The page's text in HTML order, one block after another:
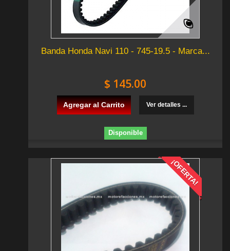
Banda Honda Navi 110 - 745-19.5 - Marca...
$ 145.00
Agregar al Carrito Ver detalles ...
Disponible
¡OFERTA!